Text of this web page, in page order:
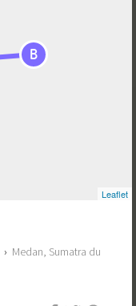
B
Leaflet
› Medan, Sumatra du